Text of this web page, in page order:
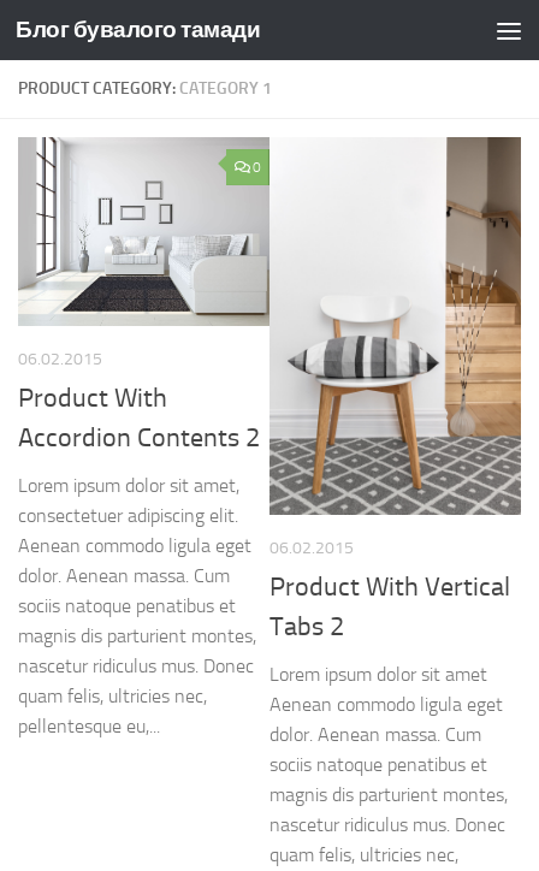
Skip to content
Блог бувалого тамади
PRODUCT CATEGORY: CATEGORY 1
0
06.02.2015
Product With
Accordion Contents 2
Lorem ipsum dolor sit amet,
consectetuer adipiscing elit.
Aenean commodo ligula eget
dolor. Aenean massa. Cum
sociis natoque penatibus et
magnis dis parturient montes,
nascetur ridiculus mus. Donec
quam felis, ultricies nec,
pellentesque eu,...
06.02.2015
Product With Vertical
Tabs 2
Lorem ipsum dolor sit amet
Aenean commodo ligula eget
dolor. Aenean massa. Cum
sociis natoque penatibus et
magnis dis parturient montes,
nascetur ridiculus mus. Donec
quam felis, ultricies nec,